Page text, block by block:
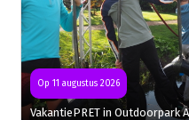
Op 11 augustus 2026
VakantiePRET in